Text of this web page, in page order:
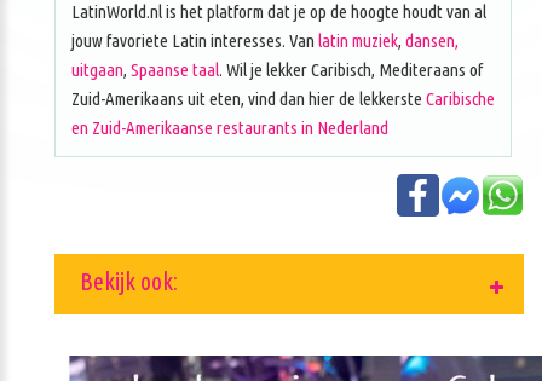
LatinWorld.nl is het platform dat je op de hoogte houdt van al
jouw favoriete Latin interesses. Van latin muziek, dansen,
uitgaan, Spaanse taal. Wil je lekker Caribisch, Mediteraans of
Zuid-Amerikaans uit eten, vind dan hier de lekkerste Caribische
en Zuid-Amerikaanse restaurants in Nederland
Bekijk ook: